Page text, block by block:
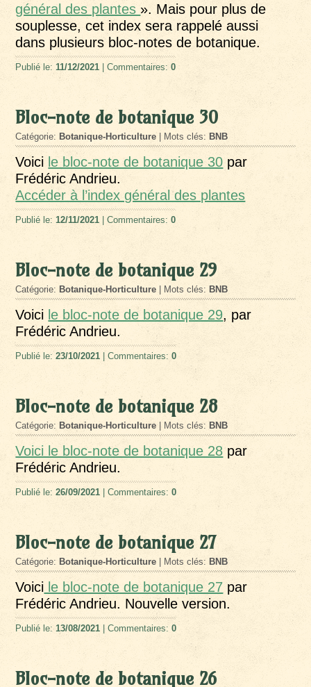
général des plantes ». Mais pour plus de
souplesse, cet index sera rappelé aussi
dans plusieurs bloc-notes de botanique.
Publié le:11/12/2021 | Commentaires:0
Bloc-note de botanique 30
Catégorie: Botanique-Horticulture | Mots clés: BNB
Voici le bloc-note de botanique 30 par
Frédéric Andrieu.
Accéder à l’index général des plantes
Publié le:12/11/2021 | Commentaires:0
Bloc-note de botanique 29
Catégorie: Botanique-Horticulture | Mots clés: BNB
Voici le bloc-note de botanique 29, par
Frédéric Andrieu.
Publié le:23/10/2021 | Commentaires:0
Bloc-note de botanique 28
Catégorie: Botanique-Horticulture | Mots clés: BNB
Voici le bloc-note de botanique 28 par
Frédéric Andrieu.
Publié le:26/09/2021 | Commentaires:0
Bloc-note de botanique 27
Catégorie: Botanique-Horticulture | Mots clés: BNB
Voici le bloc-note de botanique 27 par
Frédéric Andrieu. Nouvelle version.
Publié le:13/08/2021 | Commentaires:0
Bloc-note de botanique 26